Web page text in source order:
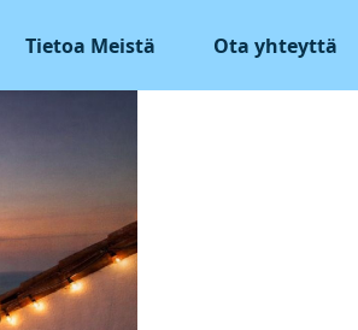
Tietoa Meistä Ota yhteyttä